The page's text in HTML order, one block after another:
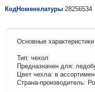
КодНоменклатуры 28256534
Основные характеристики
Тип: чехол
Предназначен для:
Цвет чехла: в
Страна-производитель: